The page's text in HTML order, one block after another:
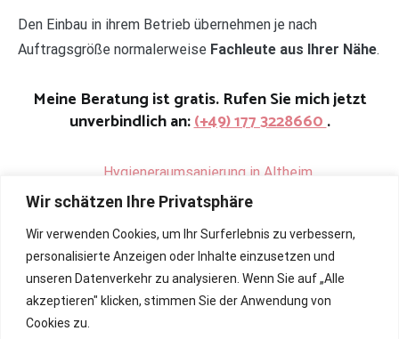
Wir schätzen Ihre Privatsphäre
Wir verwenden Cookies, um Ihr Surferlebnis zu verbessern,
personalisierte Anzeigen oder Inhalte einzusetzen und
unseren Datenverkehr zu analysieren. Wenn Sie auf „Alle
akzeptieren" klicken, stimmen Sie der Anwendung von
Cookies zu.
Den Einbau in ihrem Betrieb übernehmen je nach
Auftragsgröße normalerweise Fachleute aus Ihrer Nähe.
Meine Beratung ist gratis. Rufen Sie mich jetzt
unverbindlich an:(+49) 177 3228660.
Hygieneraumsanierung in Altheim